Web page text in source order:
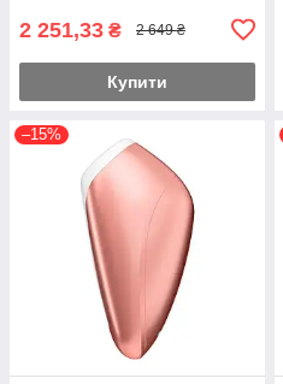
2 251,33 ₴ 2 649 ₴
Купити
–15%